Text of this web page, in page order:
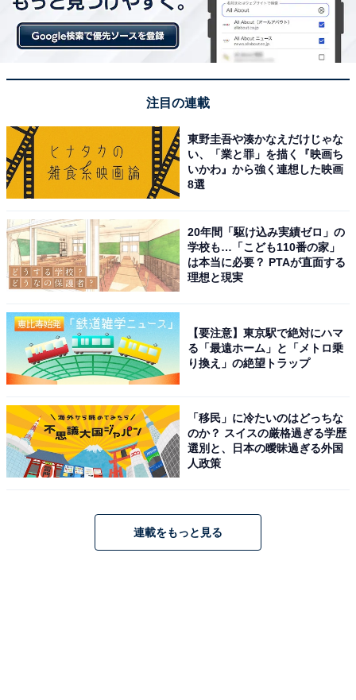
注目の連載
東野圭吾や湊かなえだけじゃな
い、「業と罪」を描く『映画ち
いかわ』から強く連想した映画
8選
20年間「駆け込み実績ゼロ」の
学校も…「こども110番の家」
は本当に必要？ PTAが直面する
理想と現実
【要注意】東京駅で絶対にハマ
る「最遠ホーム」と「メトロ乗
り換え」の絶望トラップ
「移民」に冷たいのはどっちな
のか？ スイスの厳格過ぎる学歴
選別と、日本の曖昧過ぎる外国
人政策
連載をもっと見る